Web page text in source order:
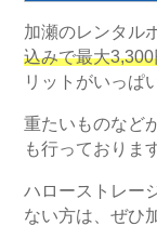
加瀬のレンタル
込みで最大
リットがいっぱ
重たいものなど
も行っておりま
ハローストレー
ない方は、ぜひ